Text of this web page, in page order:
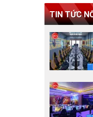
Hòa Bình
Bắc Ninh
Hải
Hưng
Vĩnh
Hải
Quảng
Quảng Trị
Kiên
Đồng Nai
TIN TỨC